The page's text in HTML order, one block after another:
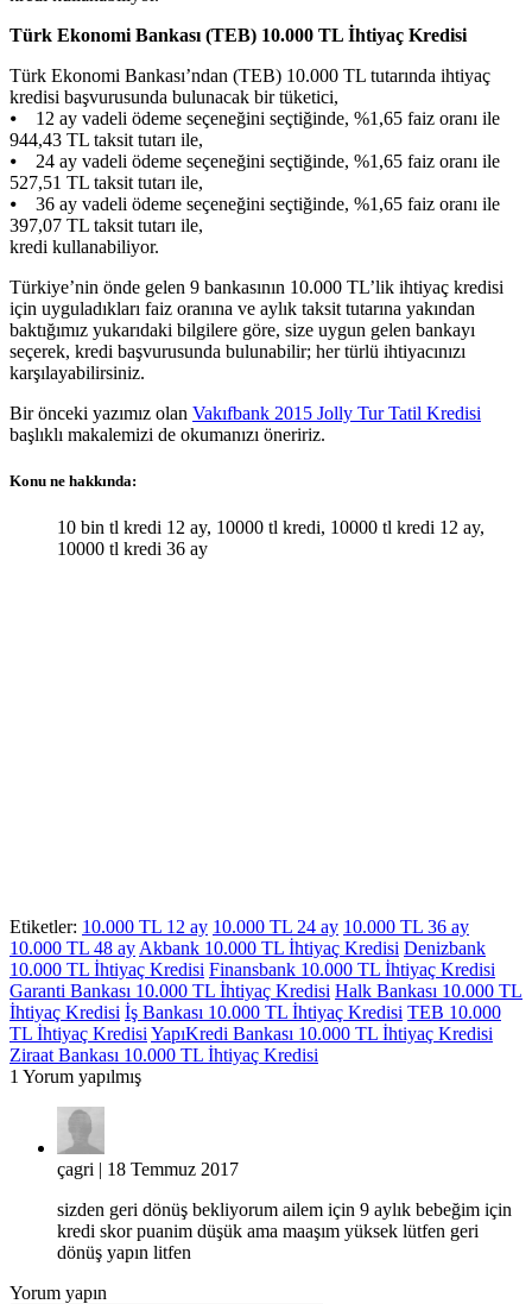
Türk Ekonomi Bankası (TEB) 10.000 TL İhtiyaç Kredisi
Türk Ekonomi Bankası’ndan (TEB) 10.000 TL tutarında ihtiyaç
kredisi başvurusunda bulunacak bir tüketici,
⦁ 12 ay vadeli ödeme seçeneğini seçtiğinde, %1,65 faiz oranı ile
944,43 TL taksit tutarı ile,
⦁ 24 ay vadeli ödeme seçeneğini seçtiğinde, %1,65 faiz oranı ile
527,51 TL taksit tutarı ile,
⦁ 36 ay vadeli ödeme seçeneğini seçtiğinde, %1,65 faiz oranı ile
397,07 TL taksit tutarı ile,
kredi kullanabiliyor.
Türkiye’nin önde gelen 9 bankasının 10.000 TL’lik ihtiyaç kredisi
için uyguladıkları faiz oranına ve aylık taksit tutarına yakından
baktığımız yukarıdaki bilgilere göre, size uygun gelen bankayı
seçerek, kredi başvurusunda bulunabilir; her türlü ihtiyacınızı
karşılayabilirsiniz.
Bir önceki yazımız olan Vakıfbank 2015 Jolly Tur Tatil Kredisi
başlıklı makalemizi de okumanızı öneririz.
Konu ne hakkında:
10 bin tl kredi 12 ay, 10000 tl kredi, 10000 tl kredi 12 ay,
10000 tl kredi 36 ay
Etiketler: 10.000 TL 12 ay 10.000 TL 24 ay 10.000 TL 36 ay
10.000 TL 48 ay Akbank 10.000 TL İhtiyaç Kredisi Denizbank
10.000 TL İhtiyaç Kredisi Finansbank 10.000 TL İhtiyaç Kredisi
Garanti Bankası 10.000 TL İhtiyaç Kredisi Halk Bankası 10.000 TL
İhtiyaç Kredisi İş Bankası 10.000 TL İhtiyaç Kredisi TEB 10.000
TL İhtiyaç Kredisi YapıKredi Bankası 10.000 TL İhtiyaç Kredisi
Ziraat Bankası 10.000 TL İhtiyaç Kredisi
1 Yorum yapılmış
çagri | 18 Temmuz 2017
sizden geri dönüş bekliyorum ailem için 9 aylık bebeğim için
kredi skor puanim düşük ama maaşım yüksek lütfen geri
dönüş yapın litfen
Yorum yapın